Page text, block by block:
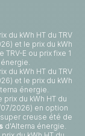
du kWh HT du TRV
et le prix du kWh
TRV-E ou prix fixe 1
du kWh HT du TRV
et le prix du kWh
énergie.
du kWh HT du
2026) en option
super creuse été de
d'Alterna énergie.